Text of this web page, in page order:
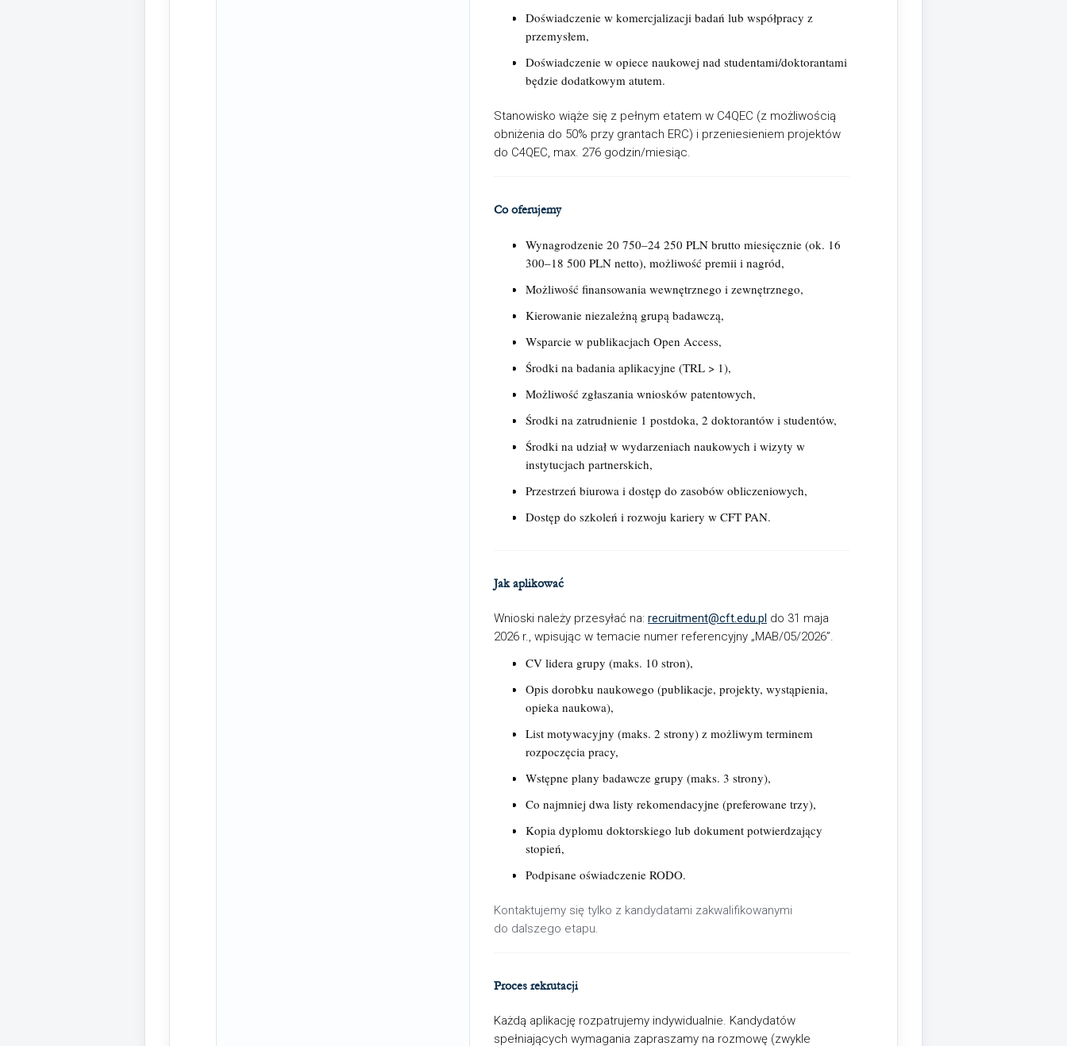
Doświadczenie w komercjalizacji badań lub współpracy z
przemysłem,
Doświadczenie w opiece naukowej nad studentami/doktorantami
będzie dodatkowym atutem.
Stanowisko wiąże się z pełnym etatem w C4QEC (z możliwością
obniżenia do 50% przy grantach ERC) i przeniesieniem projektów
do C4QEC, max. 276 godzin/miesiąc.
Co oferujemy
Wynagrodzenie 20 750–24 250 PLN brutto miesięcznie (ok. 16
300–18 500 PLN netto), możliwość premii i nagród,
Możliwość finansowania wewnętrznego i zewnętrznego,
Kierowanie niezależną grupą badawczą,
Wsparcie w publikacjach Open Access,
Środki na badania aplikacyjne (TRL > 1),
Możliwość zgłaszania wniosków patentowych,
Środki na zatrudnienie 1 postdoka, 2 doktorantów i studentów,
Środki na udział w wydarzeniach naukowych i wizyty w
instytucjach partnerskich,
Przestrzeń biurowa i dostęp do zasobów obliczeniowych,
Dostęp do szkoleń i rozwoju kariery w CFT PAN.
Jak aplikować
Wnioski należy przesyłać na: recruitment@cft.edu.pl do 31 maja
2026 r., wpisując w temacie numer referencyjny „MAB/05/2026”.
CV lidera grupy (maks. 10 stron),
Opis dorobku naukowego (publikacje, projekty, wystąpienia,
opieka naukowa),
List motywacyjny (maks. 2 strony) z możliwym terminem
rozpoczęcia pracy,
Wstępne plany badawcze grupy (maks. 3 strony),
Co najmniej dwa listy rekomendacyjne (preferowane trzy),
Kopia dyplomu doktorskiego lub dokument potwierdzający
stopień,
Podpisane oświadczenie RODO.
Kontaktujemy się tylko z kandydatami zakwalifikowanymi
do dalszego etapu.
Proces rekrutacji
Każdą aplikację rozpatrujemy indywidualnie. Kandydatów
spełniających wymagania zapraszamy na rozmowę (zwykle